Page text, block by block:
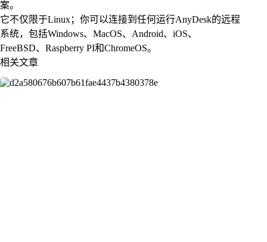
案。
它不仅限于Linux；你可以连接到任何运行AnyDesk的远程
系统，包括Windows、MacOS、Android、iOS、
FreeBSD、Raspberry PI和ChromeOS。
相关文章